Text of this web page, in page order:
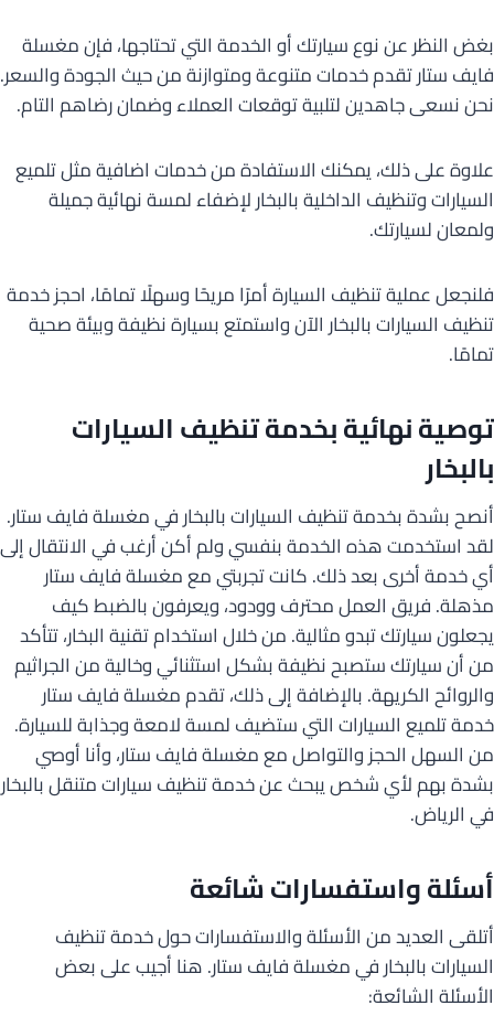
بغض النظر عن نوع سيارتك أو الخدمة التي تحتاجها، فإن مغسلة
فايف ستار تقدم خدمات متنوعة ومتوازنة من حيث الجودة والسعر.
نحن نسعى جاهدين لتلبية توقعات العملاء وضمان رضاهم التام.
علاوة على ذلك، يمكنك الاستفادة من خدمات اضافية مثل تلميع
السيارات وتنظيف الداخلية بالبخار لإضفاء لمسة نهائية جميلة
ولمعان لسيارتك.
فلنجعل عملية تنظيف السيارة أمرًا مريحًا وسهلًا تمامًا، احجز خدمة
تنظيف السيارات بالبخار الآن واستمتع بسيارة نظيفة وبيئة صحية
تمامًا.
توصية نهائية بخدمة تنظيف السيارات
بالبخار
أنصح بشدة بخدمة تنظيف السيارات بالبخار في مغسلة فايف ستار.
لقد استخدمت هذه الخدمة بنفسي ولم أكن أرغب في الانتقال إلى
أي خدمة أخرى بعد ذلك. كانت تجربتي مع مغسلة فايف ستار
مذهلة. فريق العمل محترف وودود، ويعرفون بالضبط كيف
يجعلون سيارتك تبدو مثالية. من خلال استخدام تقنية البخار، تتأكد
من أن سيارتك ستصبح نظيفة بشكل استثنائي وخالية من الجراثيم
والروائح الكريهة. بالإضافة إلى ذلك، تقدم مغسلة فايف ستار
خدمة تلميع السيارات التي ستضيف لمسة لامعة وجذابة للسيارة.
من السهل الحجز والتواصل مع مغسلة فايف ستار، وأنا أوصي
بشدة بهم لأي شخص يبحث عن خدمة تنظيف سيارات متنقل بالبخار
في الرياض.
أسئلة واستفسارات شائعة
أتلقى العديد من الأسئلة والاستفسارات حول خدمة تنظيف
السيارات بالبخار في مغسلة فايف ستار. هنا أجيب على بعض
الأسئلة الشائعة: